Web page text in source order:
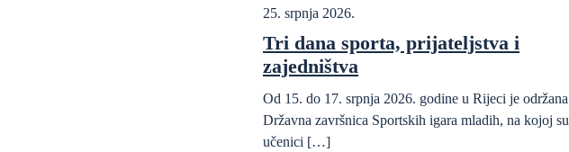
25. srpnja 2026.
Tri dana sporta, prijateljstva i
zajedništva
Od 15. do 17. srpnja 2026. godine u Rijeci je održana
Državna završnica Sportskih igara mladih, na kojoj su
učenici […]